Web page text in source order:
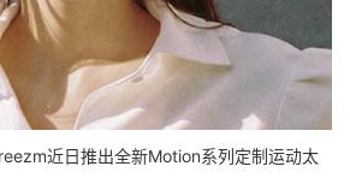
近日推出全新Motion系列定制运动太